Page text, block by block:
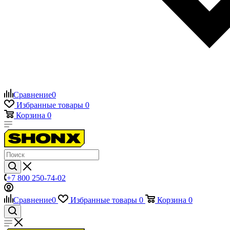
Сравнение0
Избранные товары 0
Корзина 0
+7 800 250-74-02
Сравнение0 Избранные товары 0 Корзина 0